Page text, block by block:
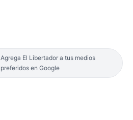
Agrega El Libertador a tus medios
preferidos en Google